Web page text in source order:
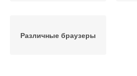
Различные браузеры